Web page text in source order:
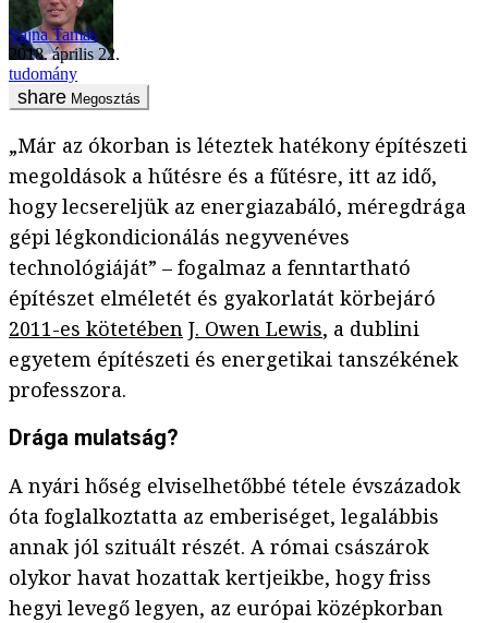
Vajna Tamás
2018. április 22.
tudomány
Megosztás
„Már az ókorban is léteztek hatékony építészeti
megoldások a hűtésre és a fűtésre, itt az idő,
hogy lecsereljük az energiazabáló, méregdrága
gépi légkondicionálás negyvenéves
technológiáját” – fogalmaz a fenntartható
építészet elméletét és gyakorlatát körbejáró
2011-es kötetében J. Owen Lewis, a dublini
egyetem építészeti és energetikai tanszékének
professzora.
Drága mulatság?
A nyári hőség elviselhetőbbé tétele évszázadok
óta foglalkoztatta az emberiséget, legalábbis
annak jól szituált részét. A római császárok
olykor havat hozattak kertjeikbe, hogy friss
hegyi levegő legyen, az európai középkorban